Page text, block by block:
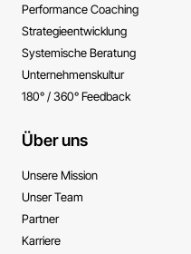
Performance ­Coaching
Strategie­entwicklung
Systemische ­Beratung
Unternehmens­kultur
180° / 360° Feedback
Über uns
Unsere Mission
Unser Team
Partner
Karriere